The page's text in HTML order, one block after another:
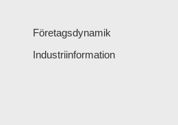
Företagsdynamik
Industriinformation